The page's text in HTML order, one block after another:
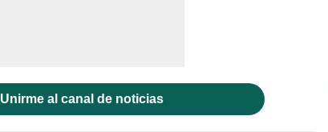
Unirme al canal de noticias